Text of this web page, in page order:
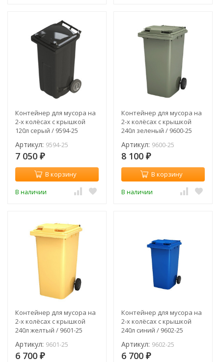
Контейнер для мусора на
2-х колёсах с крышкой
120л серый / 9594-25
Артикул: 9594-25
7 050 ₽
В корзину
В наличии
Контейнер для мусора на
2-х колёсах с крышкой
240л зеленый / 9600-25
Артикул: 9600-25
8 100 ₽
В корзину
В наличии
Контейнер для мусора на
2-х колёсах с крышкой
240л желтый / 9601-25
Артикул: 9601-25
6 700 ₽
Контейнер для мусора на
2-х колёсах с крышкой
240л синий / 9602-25
Артикул: 9602-25
6 700 ₽